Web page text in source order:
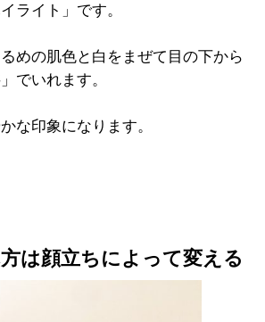
ライト」です。
めの肌色と白をまぜて目の下から
でいれます。
な印象になります。
は顔立ちによって変える